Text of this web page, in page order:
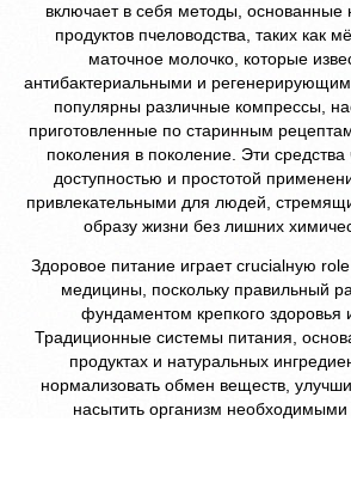
включает в себя методы, основанные
продуктов пчеловодства, таких как
маточное молочко, которые
антибактериальными и
популярны различные компрессы,
приготовленные по старинным
поколения в поколение. Эти средства
доступностью и простотой
привлекательными для людей,
образу жизни без лишних
Здоровое питание играет crucialную
медицины, поскольку правильный
фундаментом крепкого здоровья
Традиционные системы питания,
продуктах и натуральных
нормализовать обмен веществ,
насытить организм